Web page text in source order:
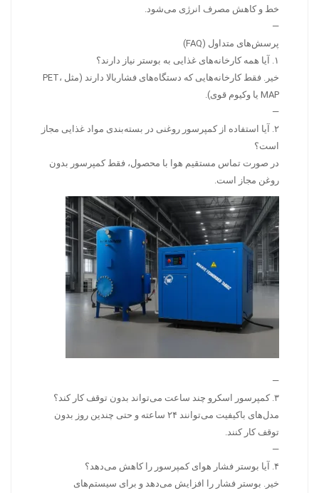
خط و کاهش مصرف انرژی می‌شود.
—
پرسش‌های متداول (FAQ)
۱. آیا همه کارخانه‌های غذایی به بوستر نیاز دارند؟
خیر. فقط کارخانه‌هایی که دستگاه‌های فشاربالا دارند (مثل PET،
MAP یا وکیوم قوی).
—
۲. آیا استفاده از کمپرسور روغنی در بسته‌بندی مواد غذایی مجاز
است؟
در صورت تماس مستقیم هوا با محصول، فقط کمپرسور بدون
روغن مجاز است.
—
۳. کمپرسور اسکرو چند ساعت می‌تواند بدون توقف کار کند؟
مدل‌های باکیفیت می‌توانند ۲۴ ساعته و حتی چندین روز بدون
توقف کار کنند.
—
۴. آیا بوستر فشار هوای کمپرسور را کاهش می‌دهد؟
خیر. بوستر فشار را افزایش می‌دهد و برای سیستم‌های